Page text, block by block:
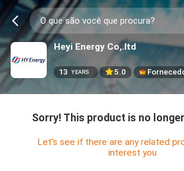
Heyi Energy Co,.ltd
13 YEARS 5.0
Sorry! This product is no
Let's see if there are any related
interest you